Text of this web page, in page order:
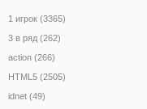
1 игрок (3365)
3 в ряд (262)
action (266)
HTML5 (2505)
idnet (49)